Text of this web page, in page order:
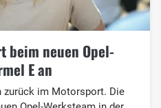
beim neuen Opel-
E an
zurück im Motorsport. Die